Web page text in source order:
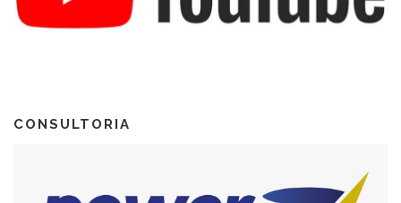
CONSULTORIA